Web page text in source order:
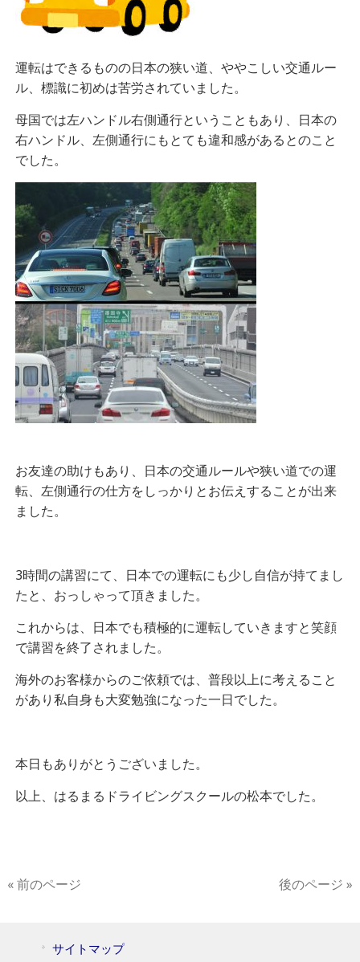
運転はできるものの日本の狭い道、ややこしい交通ルー
ル、標識に初めは苦労されていました。
母国では左ハンドル右側通行ということもあり、日本の
右ハンドル、左側通行にもとても違和感があるとのこと
でした。
お友達の助けもあり、日本の交通ルールや狭い道での運
転、左側通行の仕方をしっかりとお伝えすることが出来
ました。
3時間の講習にて、日本での運転にも少し自信が持てまし
たと、おっしゃって頂きました。
これからは、日本でも積極的に運転していきますと笑顔
で講習を終了されました。
海外のお客様からのご依頼では、普段以上に考えること
があり私自身も大変勉強になった一日でした。
本日もありがとうございました。
以上、はるまるドライビングスクールの松本でした。
« 前のページ 後のページ »
サイトマップ